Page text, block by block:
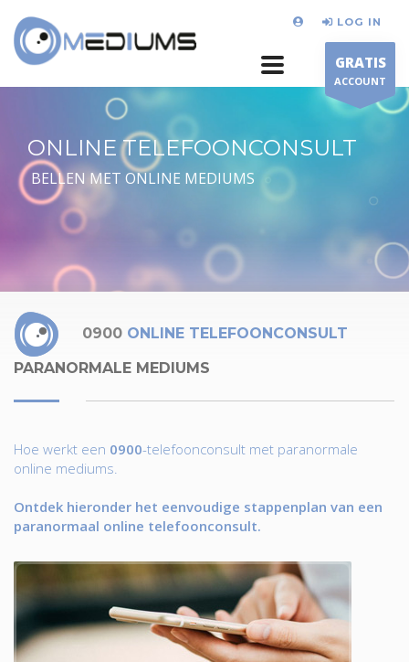
LOG IN
GRATIS
ACCOUNT
ONLINE TELEFOONCONSULT
BELLEN MET ONLINE MEDIUMS
0900 ONLINE TELEFOONCONSULT
PARANORMALE MEDIUMS
Hoe werkt een 0900-telefoonconsult met paranormale
online mediums.
Ontdek hieronder het eenvoudige stappenplan van een
paranormaal online telefoonconsult.